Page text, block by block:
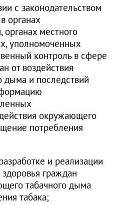
с законодательством
органах
органах местного
уполномоченных
контроль в сфере
от воздействия
дыма и последствий
окружающего
потребления
и реализации
граждан
табачного дыма
табака;